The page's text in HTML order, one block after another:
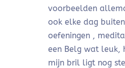
voorbeelden
ook elke dag
oefeningen ,
een Belg wat leuk,
mijn bril ligt nog